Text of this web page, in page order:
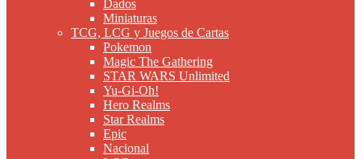
Dados
Miniaturas
TCG, LCG y Juegos de Cartas
Pokemon
Magic The Gathering
STAR WARS Unlimited
Yu-Gi-Oh!
Hero Realms
Star Realms
Epic
Nacional